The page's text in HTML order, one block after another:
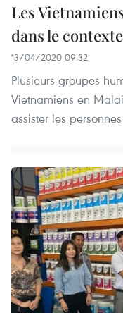
Les
dans le
13/04/2020 09:32
Plusieurs groupes
Vietnamiens en
assister les